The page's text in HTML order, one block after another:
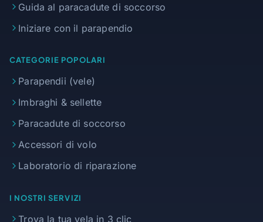
Guida al paracadute di soccorso
Iniziare con il parapendio
CATEGORIE POPOLARI
Parapendii (vele)
Imbraghi & sellette
Paracadute di soccorso
Accessori di volo
Laboratorio di riparazione
I NOSTRI SERVIZI
Trova la tua vela in 3 clic